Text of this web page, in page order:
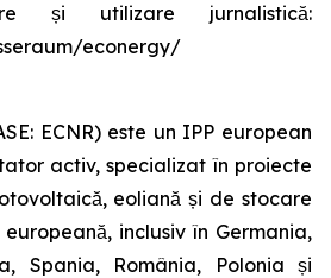
și utilizare jurnalistică:
econergy/
ECNR) este un IPP european
activ, specializat în proiecte
eoliană și de stocare
inclusiv în Germania,
Spania, România, Polonia și